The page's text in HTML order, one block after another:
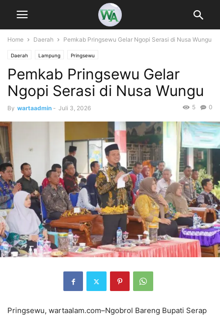
Home Daerah Pemkab Pringsewu Gelar Ngopi Serasi di Nusa Wungu
Daerah Lampung Pringsewu
Pemkab Pringsewu Gelar
Ngopi Serasi di Nusa Wungu
By wartaadmin - Juli 3, 2026 0
5
Pringsewu, wartaalam.com–Ngobrol Bareng Bupati Serap